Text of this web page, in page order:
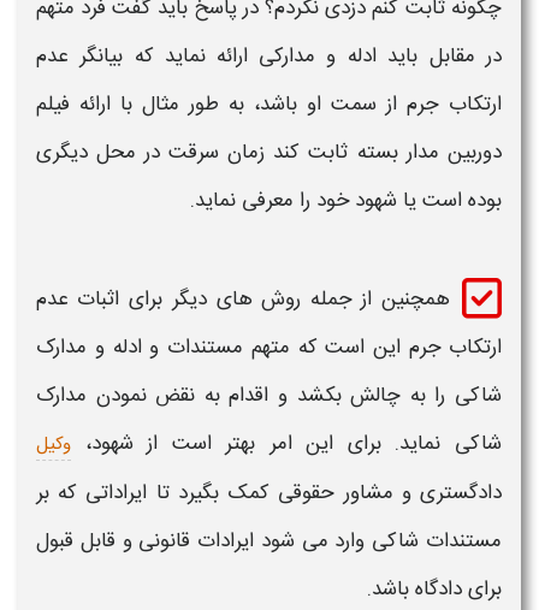
چگونه ثابت کنمدزدینکردم؟ در پاسخ باید گفت فرد متهم
در مقابل باید ادله و مدارکی ارائه نماید که بیانگر عدم
ارتکابجرم از سمت او باشد، به طور مثال با ارائه فیلم
دوربین مدار بسته ثابت کند زمان سرقت در محل دیگری
بوده است یا شهود خود را معرفی نماید.
همچنین از جمله روش های دیگر برای اثبات عدم
ارتکابجرم این است که متهم مستندات و ادله و مدارک
شاکی را به چالش بکشد و اقدام به نقض نمودن مدارک
شاکی نماید. برای این امر بهتر است از شهود، وکیل
دادگستری و مشاور حقوقی کمک بگیرد تا ایراداتی که بر
مستندات شاکی وارد می شود ایرادات قانونی و قابل قبول
برای دادگاه باشد.